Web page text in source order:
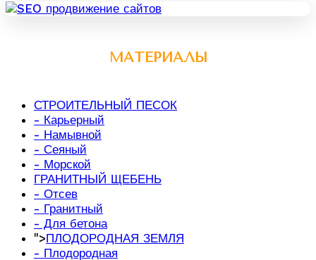
МАТЕРИАЛЫ
СТРОИТЕЛЬНЫЙ ПЕСОК
- Карьерный
- Намывной
- Сеяный
- Морской
ГРАНИТНЫЙ ЩЕБЕНЬ
- Отсев
- Гранитный
- Для бетона
">ПЛОДОРОДНАЯ ЗЕМЛЯ
- Плодородная